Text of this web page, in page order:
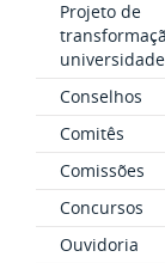
Projeto de
universidade
Conselhos
Comitês
Comissões
Concursos
Ouvidoria